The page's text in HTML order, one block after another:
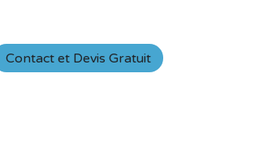
Contact ​​​​et Devis Gratuit